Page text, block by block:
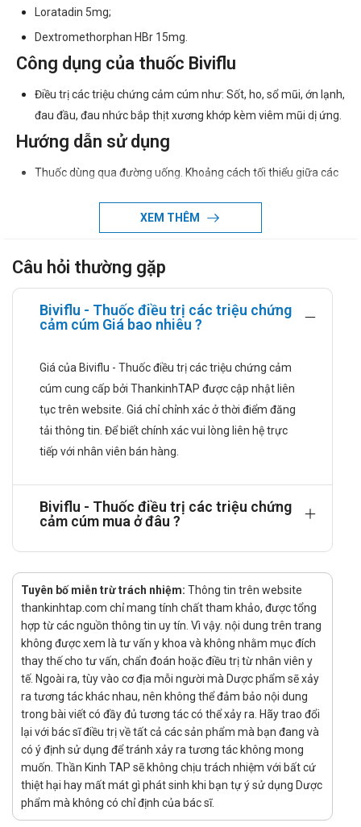
Loratadin 5mg;
Dextromethorphan HBr 15mg.
Công dụng của thuốc Biviflu
Điều trị các triệu chứng cảm cúm như: Sốt, ho, sổ mũi, ớn lạnh,
đau đầu, đau nhức bắp thịt xương khớp kèm viêm mũi dị ứng.
Hướng dẫn sử dụng
Thuốc dùng qua đường uống. Khoảng cách tối thiểu giữa các
Người lớn và trẻ em từ 12 tuổi: Uống 1 viên, 2 lần một ngày.
Trường hợp suy gan, suy thận: Uống 1 viên một ngày hay
uống cách ngày.
Chống chỉ định
Quá mẫn cảm với bất kỳ thành phần nào của thuốc.
Rối loạn chức năng gan và thận nặng.
Glucose-6-phosphat-dehydrogenase.
Trẻ em dưới 12 tuổi (do có chứa dextromethorphan).
Tác dụng phụ của thuốc Biviflu
Hệ miễn dịch:
Hiếm gặp: Sốc phản vệ, phản ứng quá mẫn ở da bao
gồm phát ban, phù mạch và hội chứng Stevens
Johnson, hội chứng hoại tử da nhiễm độc hội chứng
ngoại ban mụn mù toàn thân cấp.
Máu và hệ bạch huyết:
Ít gặp: Loạn tạo máu (giảm bạch cầu trung tính, giảm
toàn thể huyết cầu, giảm bạch cầu), thiếu máu.
Đường tiêu hóa:
Ít gặp: Buồn nôn, nôn.
XEM THÊM
Câu hỏi thường gặp
Biviflu - Thuốc điều trị các triệu chứng
cảm cúm Giá bao nhiêu ?
Giá của Biviflu - Thuốc điều trị các triệu chứng cảm
cúm cung cấp bởi ThankinhTAP được cập nhật liên
tục trên website. Giá chỉ chỉnh xác ở thời điểm đăng
tải thông tin. Để biết chính xác vui lòng liên hệ trực
tiếp với nhân viên bán hàng.
Biviflu - Thuốc điều trị các triệu chứng
cảm cúm mua ở đâu ?
Tuyên bố miễn trừ trách nhiệm: Thông tin trên website
thankinhtap.com chỉ mang tính chất tham khảo, được tổng
hợp từ các nguồn thông tin uy tín. Vì vậy. nội dung trên trang
không được xem là tư vấn y khoa và không nhằm mục đích
thay thế cho tư vấn, chẩn đoán hoặc điều trị từ nhân viên y
tế. Ngoài ra, tùy vào cơ địa mỗi người mà Dược phẩm sẽ xảy
ra tương tác khác nhau, nên không thể đảm bảo nội dung
trong bài viết có đầy đủ tương tác có thể xảy ra. Hãy trao đổi
lại với bác sĩ điều trị về tất cả các sản phẩm mà bạn đang và
có ý định sử dụng để tránh xảy ra tương tác không mong
muốn. Thần Kinh TAP sẽ không chịu trách nhiệm với bất cứ
thiệt hại hay mất mát gì phát sinh khi bạn tự ý sử dụng Dược
phẩm mà không có chỉ định của bác sĩ.